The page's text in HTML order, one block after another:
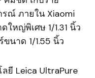
ณ์ ภายใน Xiaomi
ใหญ่พิเศษ 1/1.31 นิ้ว
นาด 1/1.55 นิ้ว
ยี Leica UltraPure